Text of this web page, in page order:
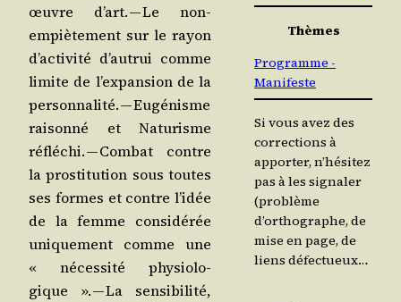
œuvre d’art. — Le non-
empiè­te­ment sur le rayon
d’ac­ti­vi­té d’au­trui comme
limite de l’ex­pan­sion de la
per­son­na­li­té. — Eugé­nisme
rai­son­né et Natu­risme
réflé­chi. — Com­bat contre
la pros­ti­tu­tion sous toutes
ses formes et contre l’i­dée
de la femme consi­dé­rée
uni­que­ment comme une
« néces­si­té phy­sio­lo­
gique ». — La sen­si­bi­li­té,
Thèmes
Programme -
Manifeste
Si vous avez des
corrections à
apporter, n’hésitez
pas à les signaler
(problème
d’orthographe, de
mise en page, de
liens défectueux…